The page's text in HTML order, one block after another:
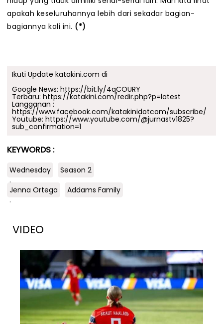
apakah keseluruhannya lebih dari sekadar bagian-
bagiannya kali ini. (*)
Ikuti Update katakini.com di
Google News: https://bit.ly/4qCOURY
Terbaru: https://katakini.com/redir.php?p=latest
Langganan :
https://www.facebook.com/katakinidotcom/subscribe/
Youtube: https://www.youtube.com/@jurnastv1825?
sub_confirmation=1
KEYWORDS :
Wednesday
Season 2
.
Jenna Ortega
Addams Family
.
VIDEO